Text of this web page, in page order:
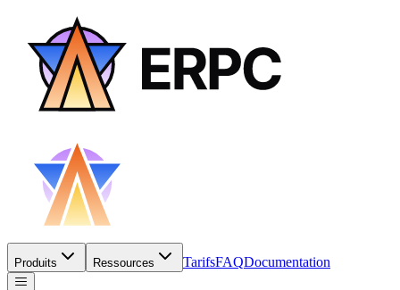
Produits Ressources TarifsFAQDocumentation